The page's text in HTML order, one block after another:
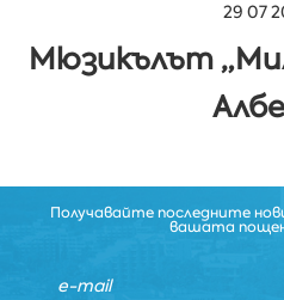
29 07
Мюзикълът
Получавайте последните
вашата